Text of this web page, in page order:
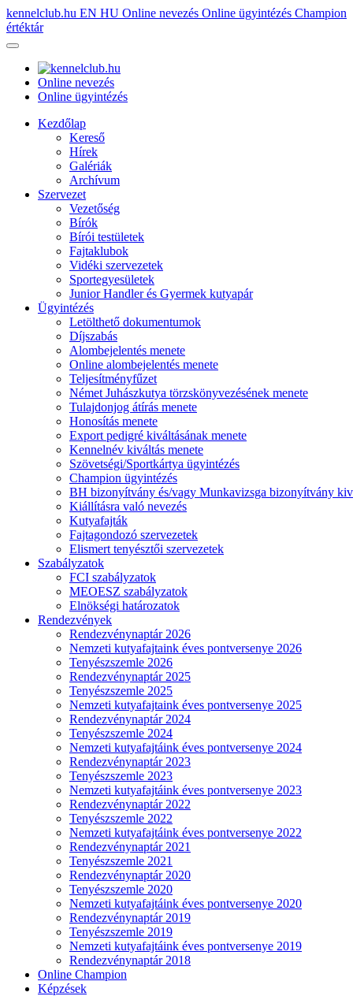
kennelclub.hu EN HU Online nevezés Online ügyintézés Champion
értéktár
Online nevezés
Online ügyintézés
Kezdőlap
Kereső
Hírek
Galériák
Archívum
Szervezet
Vezetőség
Bírók
Bírói testületek
Fajtaklubok
Vidéki szervezetek
Sportegyesületek
Junior Handler és Gyermek kutyapár
Ügyintézés
Letölthető dokumentumok
Díjszabás
Alombejelentés menete
Online alombejelentés menete
Teljesítményfűzet
Német Juhászkutya törzskönyvezésének menete
Tulajdonjog átírás menete
Honosítás menete
Export pedigré kiváltásának menete
Kennelnév kiváltás menete
Szövetségi/Sportkártya ügyintézés
Champion ügyintézés
BH bizonyítvány és/vagy Munkavizsga bizonyítvány
Kiállításra való nevezés
Kutyafajták
Fajtagondozó szervezetek
Elismert tenyésztői szervezetek
Szabályzatok
FCI szabályzatok
MEOESZ szabályzatok
Elnökségi határozatok
Rendezvények
Rendezvénynaptár 2026
Nemzeti kutyafajtaink éves pontversenye 2026
Tenyészszemle 2026
Rendezvénynaptár 2025
Tenyészszemle 2025
Nemzeti kutyafajtaink éves pontversenye 2025
Rendezvénynaptár 2024
Tenyészszemle 2024
Nemzeti kutyafajtáink éves pontversenye 2024
Rendezvénynaptár 2023
Tenyészszemle 2023
Nemzeti kutyafajtáink éves pontversenye 2023
Rendezvénynaptár 2022
Tenyészszemle 2022
Nemzeti kutyafajtáink éves pontversenye 2022
Rendezvénynaptár 2021
Tenyészszemle 2021
Rendezvénynaptár 2020
Tenyészszemle 2020
Nemzeti kutyafajtáink éves pontversenye 2020
Rendezvénynaptár 2019
Tenyészszemle 2019
Nemzeti kutyafajtáink éves pontversenye 2019
Rendezvénynaptár 2018
Online Champion
Képzések